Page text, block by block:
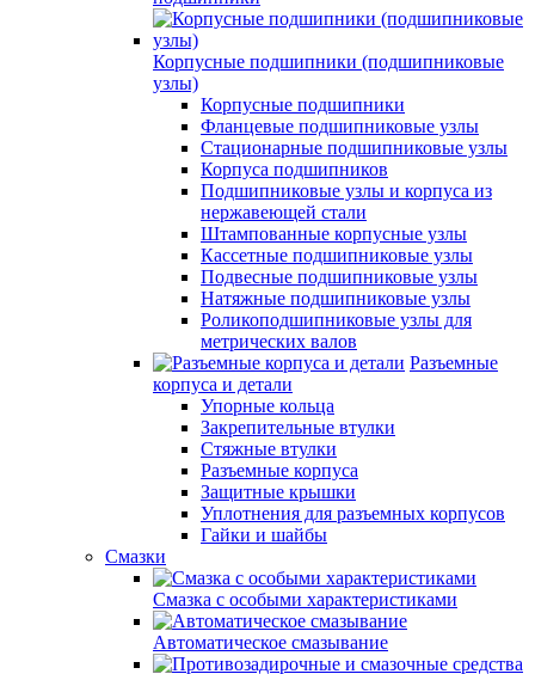
Корпусные подшипники (подшипниковые
узлы)
Корпусные подшипники
Фланцевые подшипниковые узлы
Стационарные подшипниковые узлы
Корпуса подшипников
Подшипниковые узлы и корпуса из
нержавеющей стали
Штампованные корпусные узлы
Кассетные подшипниковые узлы
Подвесные подшипниковые узлы
Натяжные подшипниковые узлы
Роликоподшипниковые узлы для
метрических валов
Разъемные
корпуса и детали
Упорные кольца
Закрепительные втулки
Стяжные втулки
Разъемные корпуса
Защитные крышки
Уплотнения для разъемных корпусов
Гайки и шайбы
Смазки
Смазка с особыми характеристиками
Автоматическое смазывание